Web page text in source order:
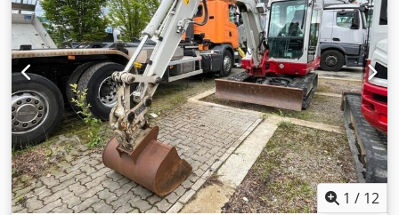
1 / 12